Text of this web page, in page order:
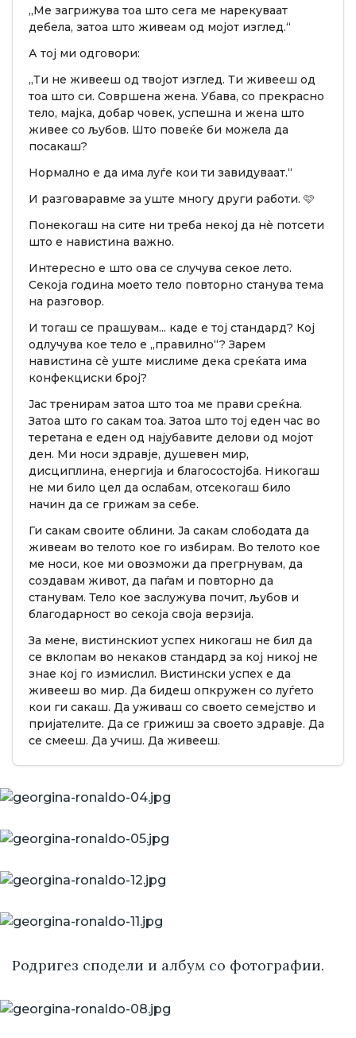
„Ме загрижува тоа што сега ме нарекуваат
дебела, затоа што живеам од мојот изглед.“
А тој ми одговори:
„Ти не живееш од твојот изглед. Ти живееш од
тоа што си. Совршена жена. Убава, со прекрасно
тело, мајка, добар човек, успешна и жена што
живее со љубов. Што повеќе би можела да
посакаш?
Нормално е да има луѓе кои ти завидуваат.“
И разговаравме за уште многу други работи. 🩷
Понекогаш на сите ни треба некој да нè потсети
што е навистина важно.
Интересно е што ова се случува секое лето.
Секоја година моето тело повторно станува тема
на разговор.
И тогаш се прашувам... каде е тој стандард? Кој
одлучува кое тело е „правилно“? Зарем
навистина сè уште мислиме дека среќата има
конфекциски број?
Јас тренирам затоа што тоа ме прави среќна.
Затоа што го сакам тоа. Затоа што тој еден час во
теретана е еден од најубавите делови од мојот
ден. Ми носи здравје, душевен мир,
дисциплина, енергија и благосостојба. Никогаш
не ми било цел да ослабам, отсекогаш било
начин да се грижам за себе.
Ги сакам своите облини. Ја сакам слободата да
живеам во телото кое го избирам. Во телото кое
ме носи, кое ми овозможи да прегрнувам, да
создавам живот, да паѓам и повторно да
станувам. Тело кое заслужува почит, љубов и
благодарност во секоја своја верзија.
За мене, вистинскиот успех никогаш не бил да
се вклопам во некаков стандард за кој никој не
знае кој го измислил. Вистински успех е да
живееш во мир. Да бидеш опкружен со луѓето
кои ги сакаш. Да уживаш со своето семејство и
пријателите. Да се грижиш за своето здравје. Да
се смееш. Да учиш. Да живееш.
Родригез сподели и албум со фотографии.